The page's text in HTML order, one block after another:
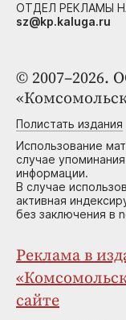
© 2007–2026.
Полистать издания
Использование
случае
информации.
В случае
активная
без заключения в
Реклама в
сайте
ОТДЕЛ РЕКЛАМЫ
sz@kp.kaluga.ru